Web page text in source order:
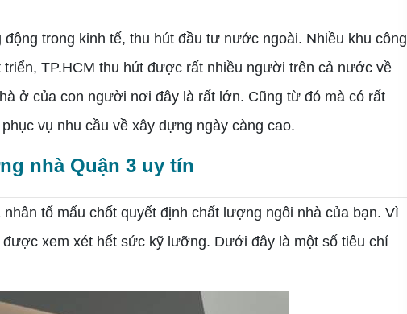
trong kinh tế, thu hút đầu tư nước ngoài. Nhiều khu công
TP.HCM thu hút được rất nhiều người trên cả nước về
ở của con người nơi đây là rất lớn. Cũng từ đó mà có rất
vụ nhu cầu về xây dựng ngày càng cao.
nhà Quận 3 uy tín
tố mấu chốt quyết định chất lượng ngôi nhà của bạn. Vì
xem xét hết sức kỹ lưỡng. Dưới đây là một số tiêu chí